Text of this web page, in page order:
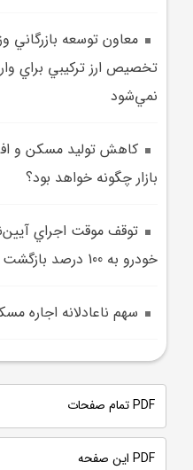
معاون توسعه بازرگاني
تخصيص ارز ترکيبي براي
نمي‌شود
کاهش توليد مسکن و
بازار چگونه خواهد بود؟
توقف موقت اجراي
خودرو به 100 درصد بازگشت
سهم ناعادلانه اجاره
PDF تمام صفحات
PDF این صفحه